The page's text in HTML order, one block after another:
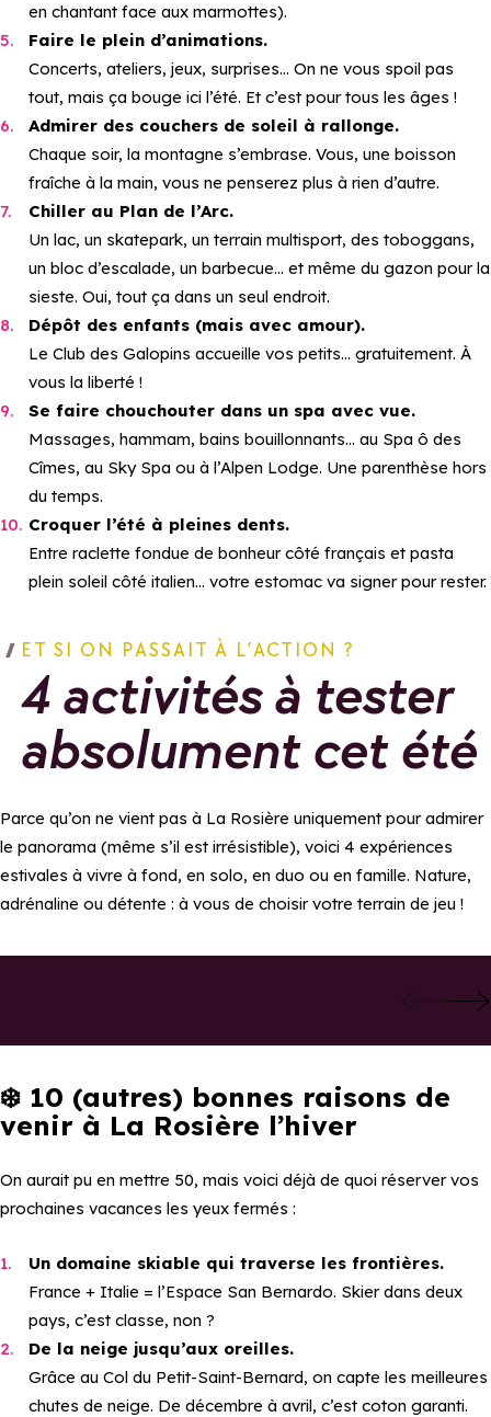
en chantant face aux marmottes).
Faire le plein d’animations.
Concerts, ateliers, jeux, surprises… On ne vous spoil pas
tout, mais ça bouge ici l’été. Et c’est pour tous les âges !
Admirer des couchers de soleil à rallonge.
Chaque soir, la montagne s’embrase. Vous, une boisson
fraîche à la main, vous ne penserez plus à rien d’autre.
Chiller au Plan de l’Arc.
Un lac, un skatepark, un terrain multisport, des toboggans,
un bloc d’escalade, un barbecue… et même du gazon pour la
sieste. Oui, tout ça dans un seul endroit.
Dépôt des enfants (mais avec amour).
Le Club des Galopins accueille vos petits… gratuitement. À
vous la liberté !
Se faire chouchouter dans un spa avec vue.
Massages, hammam, bains bouillonnants… au Spa ô des
Cîmes, au Sky Spa ou à l’Alpen Lodge. Une parenthèse hors
du temps.
Croquer l’été à pleines dents.
Entre raclette fondue de bonheur côté français et pasta
plein soleil côté italien… votre estomac va signer pour rester.
ET SI ON PASSAIT À L’ACTION ?
4 activités à tester
absolument cet été
Parce qu’on ne vient pas à La Rosière uniquement pour admirer
le panorama (même s’il est irrésistible), voici 4 expériences
estivales à vivre à fond, en solo, en duo ou en famille. Nature,
adrénaline ou détente : à vous de choisir votre terrain de jeu !
Le Trésor du Fort
❄️ 10 (autres) bonnes raisons de
venir à La Rosière l’hiver
On aurait pu en mettre 50, mais voici déjà de quoi réserver vos
prochaines vacances les yeux fermés :
Un domaine skiable qui traverse les frontières.
France + Italie = l’Espace San Bernardo. Skier dans deux
pays, c’est classe, non ?
De la neige jusqu’aux oreilles.
Grâce au Col du Petit-Saint-Bernard, on capte les meilleures
chutes de neige. De décembre à avril, c’est coton garanti.